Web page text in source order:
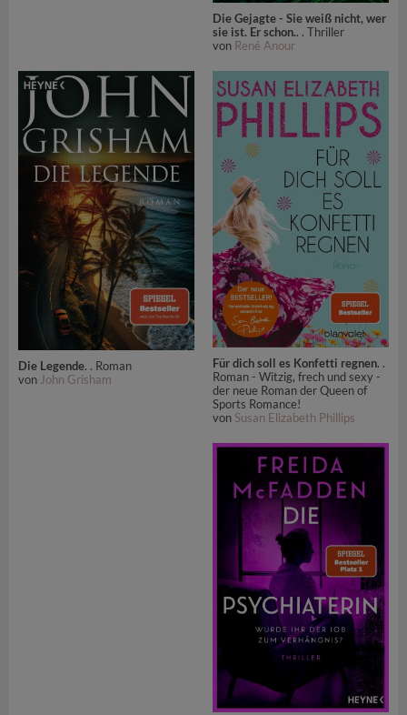
Die Gejagte - Sie weiß nicht, wer
sie ist. Er schon.. . Thriller
von René Anour
Die Legende. . Roman
von John Grisham
Für dich soll es Konfetti regnen. .
Roman - Witzig, frech und sexy -
der neue Roman der Queen of
Sports Romance!
von Susan Elizabeth Phillips